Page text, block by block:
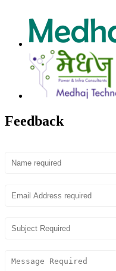
Feedback